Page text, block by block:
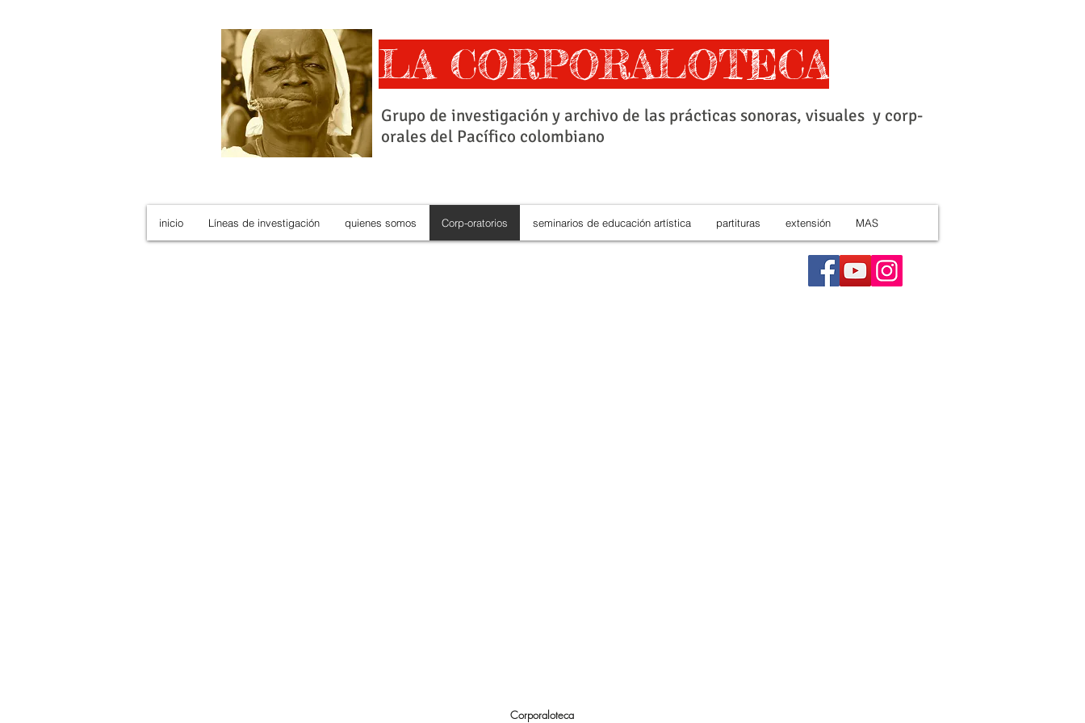
LA CORPORALOTECA
Grupo de investigación y archivo de las prácticas sonoras, visuales y corp-
orales del Pacífico colombiano
inicio Líneas de investigación quienes somos Corp-oratorios seminarios de educación artística partituras extensión MAS
Corporaloteca